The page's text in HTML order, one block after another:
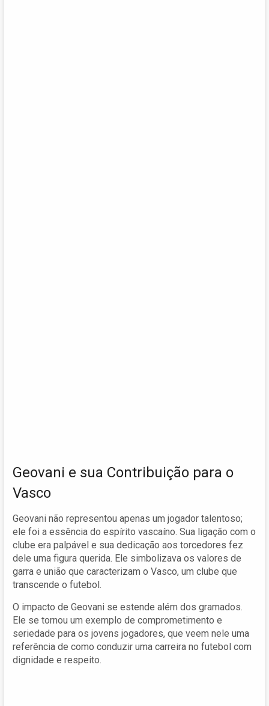
Geovani e sua Contribuição para o
Vasco
Geovani não representou apenas um jogador talentoso;
ele foi a essência do espírito vascaíno. Sua ligação com o
clube era palpável e sua dedicação aos torcedores fez
dele uma figura querida. Ele simbolizava os valores de
garra e união que caracterizam o Vasco, um clube que
transcende o futebol.
O impacto de Geovani se estende além dos gramados.
Ele se tornou um exemplo de comprometimento e
seriedade para os jovens jogadores, que veem nele uma
referência de como conduzir uma carreira no futebol com
dignidade e respeito.